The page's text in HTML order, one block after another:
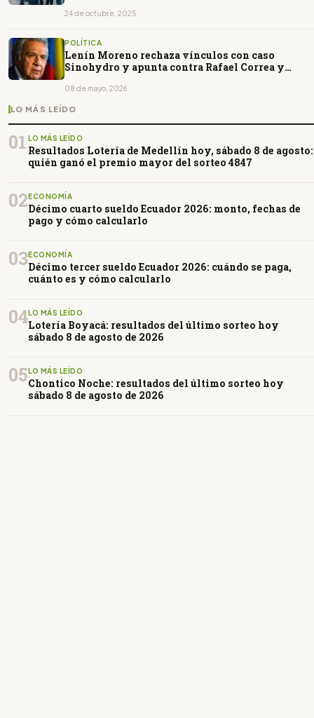
24 de octubre, 2025
POLÍTICA
Lenín Moreno rechaza vínculos con caso
Sinohydro y apunta contra Rafael Correa y
08 de mayo, 2026
LO MÁS LEÍDO
01 LO MÁS LEÍDO
Resultados Lotería de Medellín hoy, sábado 8 de agosto:
quién ganó el premio mayor del sorteo 4847
02 ECONOMÍA
Décimo cuarto sueldo Ecuador 2026: monto, fechas de
pago y cómo calcularlo
03ECONOMÍA
Décimo tercer sueldo Ecuador 2026: cuándo se paga,
cuánto es y cómo calcularlo
04LO MÁS LEÍDO
Lotería Boyacá: resultados del último sorteo hoy
sábado 8 de agosto de 2026
05 LO MÁS LEÍDO
Chontico Noche: resultados del último sorteo hoy
sábado 8 de agosto de 2026